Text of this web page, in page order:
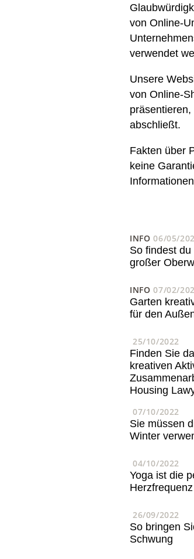
von Online-
verwendet
Unsere
von Online-
abschließt.
Fakten über
keine
INFO 06/05/
So findest
großer
INFO 07/02/
Garten
für den
25/10/2022
Finden Sie
kreativen
Housing
07/10/2022
Sie müssen
Winter
04/10/2022
Yoga ist die
Herzfrequenz
26/09/2022
So bringen
Schwung